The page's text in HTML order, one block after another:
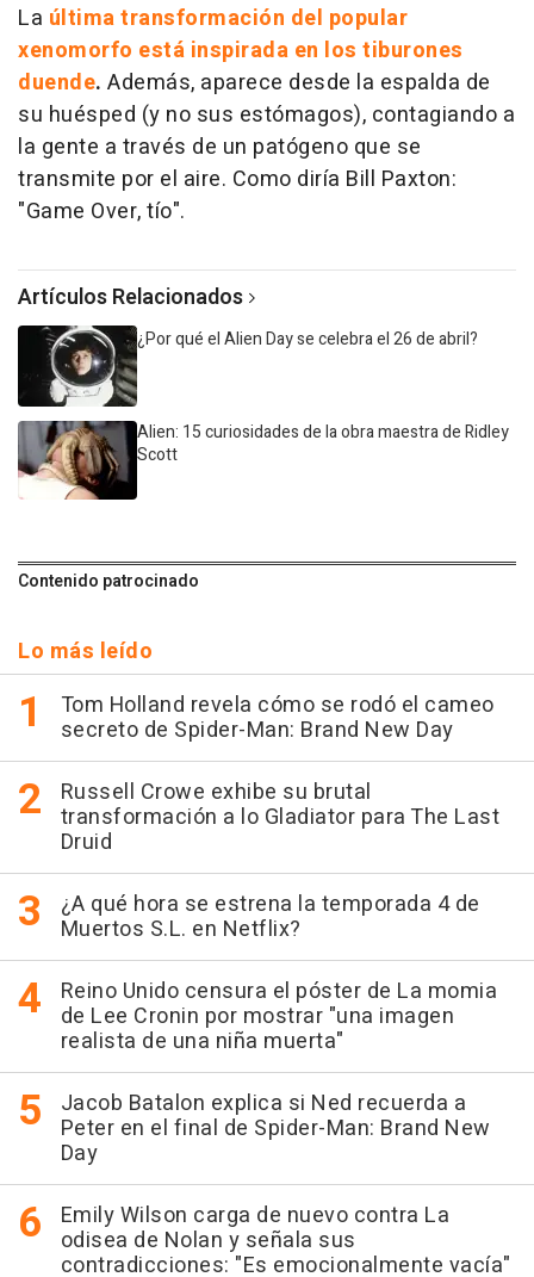
La última transformación del popular
xenomorfo está inspirada en los tiburones
duende. Además, aparece desde la espalda de
su huésped (y no sus estómagos), contagiando a
la gente a través de un patógeno que se
transmite por el aire. Como diría Bill Paxton:
"Game Over, tío".
Artículos Relacionados
¿Por qué el Alien Day se celebra el 26 de abril?
Alien: 15 curiosidades de la obra maestra de Ridley
Scott
Contenido patrocinado
Lo más leído
Tom Holland revela cómo se rodó el cameo
secreto de Spider-Man: Brand New Day
Russell Crowe exhibe su brutal
transformación a lo Gladiator para The Last
Druid
¿A qué hora se estrena la temporada 4 de
Muertos S.L. en Netflix?
Reino Unido censura el póster de La momia
de Lee Cronin por mostrar "una imagen
realista de una niña muerta"
Jacob Batalon explica si Ned recuerda a
Peter en el final de Spider-Man: Brand New
Day
Emily Wilson carga de nuevo contra La
odisea de Nolan y señala sus
contradicciones: "Es emocionalmente vacía"